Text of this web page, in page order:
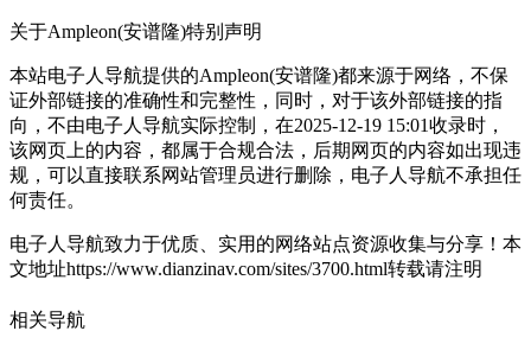
关于Ampleon(安谱隆)特别声明
本站电子人导航提供的Ampleon(安谱隆)都来源于网络，不保
证外部链接的准确性和完整性，同时，对于该外部链接的指
向，不由电子人导航实际控制，在2025-12-19 15:01收录时，
该网页上的内容，都属于合规合法，后期网页的内容如出现违
规，可以直接联系网站管理员进行删除，电子人导航不承担任
何责任。
电子人导航致力于优质、实用的网络站点资源收集与分享！ 本
文地址https://www.dianzinav.com/sites/3700.html转载请注明
相关导航